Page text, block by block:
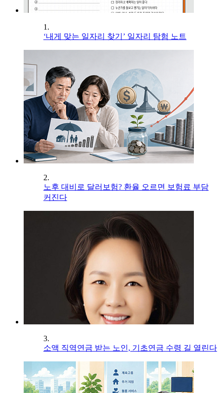
1.
‘내게 맞는 일자리 찾기’ 일자리 탐험 노트
2.
노후 대비로 달러보험? 환율 오르면 보험료 부담
커진다
3.
소액 직역연금 받는 노인, 기초연금 수령 길 열린다